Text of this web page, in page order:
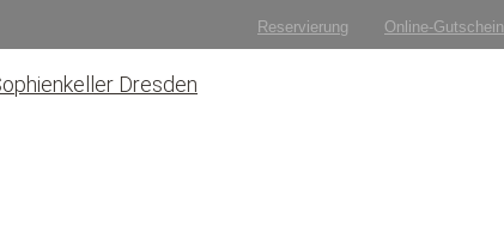
Reservierung Online-Gutschein